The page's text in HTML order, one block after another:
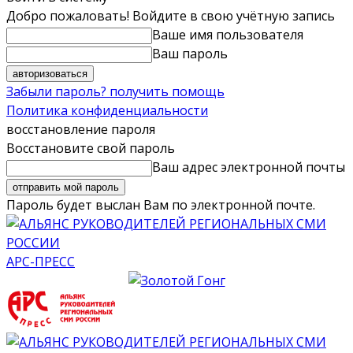
Добро пожаловать! Войдите в свою учётную запись
Ваше имя пользователя
Ваш пароль
Забыли пароль? получить помощь
Политика конфиденциальности
восстановление пароля
Восстановите свой пароль
Ваш адрес электронной почты
Пароль будет выслан Вам по электронной почте.
АРС-ПРЕСС